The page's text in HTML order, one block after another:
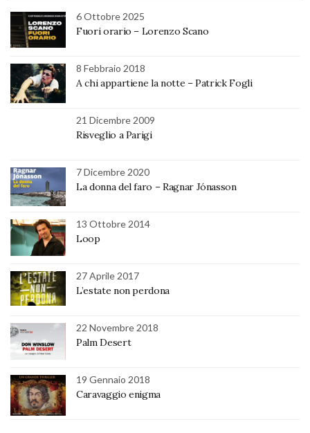
6 Ottobre 2025
Fuori orario – Lorenzo Scano
8 Febbraio 2018
A chi appartiene la notte – Patrick Fogli
21 Dicembre 2009
Risveglio a Parigi
7 Dicembre 2020
La donna del faro – Ragnar Jónasson
13 Ottobre 2014
Loop
27 Aprile 2017
L’estate non perdona
22 Novembre 2018
Palm Desert
19 Gennaio 2018
Caravaggio enigma